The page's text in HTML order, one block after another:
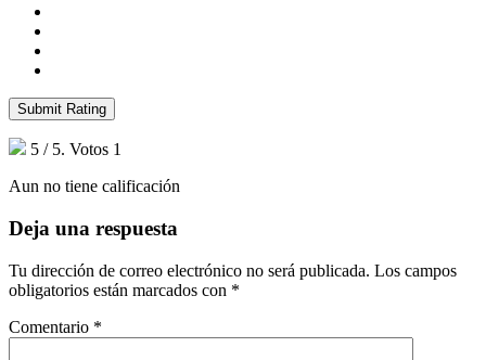
Submit Rating
5 / 5. Votos 1
Aun no tiene calificación
Deja una respuesta
Tu dirección de correo electrónico no será publicada. Los campos
obligatorios están marcados con *
Comentario *